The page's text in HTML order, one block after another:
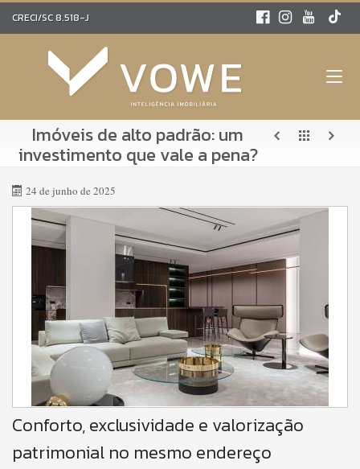
CRECI/SC 8.518-J
Imóveis de alto padrão: um
investimento que vale a pena?
24 de junho de 2025
Conforto, exclusividade e valorização
patrimonial no mesmo endereço